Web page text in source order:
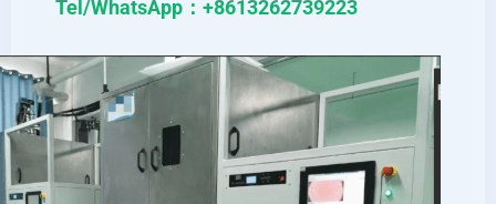
Tel/WhatsApp：+8613262739223